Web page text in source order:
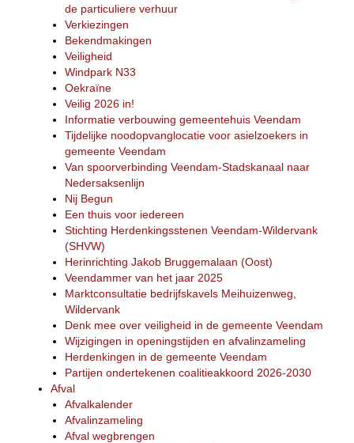
de particuliere verhuur
Verkiezingen
Bekendmakingen
Veiligheid
Windpark N33
Oekraïne
Veilig 2026 in!
Informatie verbouwing gemeentehuis Veendam
Tijdelijke noodopvanglocatie voor asielzoekers in
gemeente Veendam
Van spoorverbinding Veendam-Stadskanaal naar
Nedersaksenlijn
Nij Begun
Een thuis voor iedereen
Stichting Herdenkingsstenen Veendam-Wildervank
(SHVW)
Herinrichting Jakob Bruggemalaan (Oost)
Veendammer van het jaar 2025
Marktconsultatie bedrijfskavels Meihuizenweg,
Wildervank
Denk mee over veiligheid in de gemeente Veendam
Wijzigingen in openingstijden en afvalinzameling
Herdenkingen in de gemeente Veendam
Partijen ondertekenen coalitieakkoord 2026-2030
Afval
Afvalkalender
Afvalinzameling
Afval wegbrengen